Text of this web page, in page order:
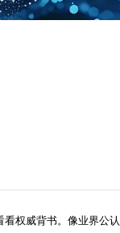
权威背书。像业界公认